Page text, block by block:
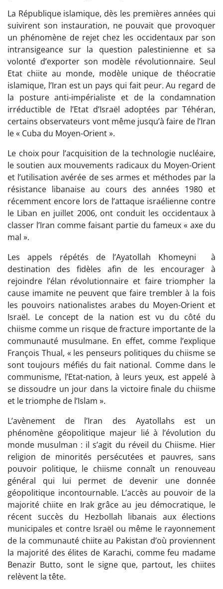
La République islamique, dès les premières années qui
suivirent son instauration, ne pouvait que provoquer
un phénomène de rejet chez les occidentaux par son
intransigeance sur la question palestinienne et sa
volonté d’exporter son modèle révolutionnaire. Seul
Etat chiite au monde, modèle unique de théocratie
islamique, l’Iran est un pays qui fait peur. Au regard de
la posture anti-impérialiste et de la condamnation
irréductible de l’Etat d’Israël adoptées par Téhéran,
certains observateurs vont même jusqu’à faire de l’Iran
le « Cuba du Moyen-Orient ».
Le choix pour l’acquisition de la technologie nucléaire,
le soutien aux mouvements radicaux du Moyen-Orient
et l’utilisation avérée de ses armes et méthodes par la
résistance libanaise au cours des années 1980 et
récemment encore lors de l’attaque israélienne contre
le Liban en juillet 2006, ont conduit les occidentaux à
classer l’Iran comme faisant partie du fameux « axe du
mal ».
Les appels répétés de l’Ayatollah Khomeyni à
destination des fidèles afin de les encourager à
rejoindre l’élan révolutionnaire et faire triompher la
cause imamite ne peuvent que faire trembler à la fois
les pouvoirs nationalistes arabes du Moyen-Orient et
Israël. Le concept de la nation est vu du côté du
chiisme comme un risque de fracture importante de la
communauté musulmane. En effet, comme l’explique
François Thual, « les penseurs politiques du chiisme se
sont toujours méfiés du fait national. Comme dans le
communisme, l’Etat-nation, à leurs yeux, est appelé à
se dissoudre un jour dans la victoire finale du chiisme
et le triomphe de l’Islam ».
L’avènement de l’Iran des Ayatollahs est un
phénomène géopolitique majeur lié à l’évolution du
monde musulman : il s’agit du réveil du Chiisme. Hier
religion de minorités persécutées et pauvres, sans
pouvoir politique, le chiisme connaît un renouveau
général qui lui permet de devenir une donnée
géopolitique incontournable. L’accès au pouvoir de la
majorité chiite en Irak grâce au jeu démocratique, le
récent succès du Hezbollah libanais aux élections
municipales et contre Israël ou même le rayonnement
de la communauté chiite au Pakistan d’où proviennent
la majorité des élites de Karachi, comme feu madame
Benazir Butto, sont le signe que, partout, les chiites
relèvent la tête.